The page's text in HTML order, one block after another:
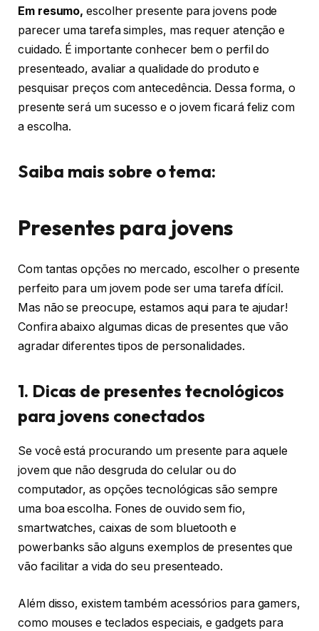
Em resumo, escolher presente para jovens pode
parecer uma tarefa simples, mas requer atenção e
cuidado. É importante conhecer bem o perfil do
presenteado, avaliar a qualidade do produto e
pesquisar preços com antecedência. Dessa forma, o
presente será um sucesso e o jovem ficará feliz com
a escolha.
Saiba mais sobre o tema:
Presentes para jovens
Com tantas opções no mercado, escolher o presente
perfeito para um jovem pode ser uma tarefa difícil.
Mas não se preocupe, estamos aqui para te ajudar!
Confira abaixo algumas dicas de presentes que vão
agradar diferentes tipos de personalidades.
1. Dicas de presentes tecnológicos
para jovens conectados
Se você está procurando um presente para aquele
jovem que não desgruda do celular ou do
computador, as opções tecnológicas são sempre
uma boa escolha. Fones de ouvido sem fio,
smartwatches, caixas de som bluetooth e
powerbanks são alguns exemplos de presentes que
vão facilitar a vida do seu presenteado.
Além disso, existem também acessórios para gamers,
como mouses e teclados especiais, e gadgets para